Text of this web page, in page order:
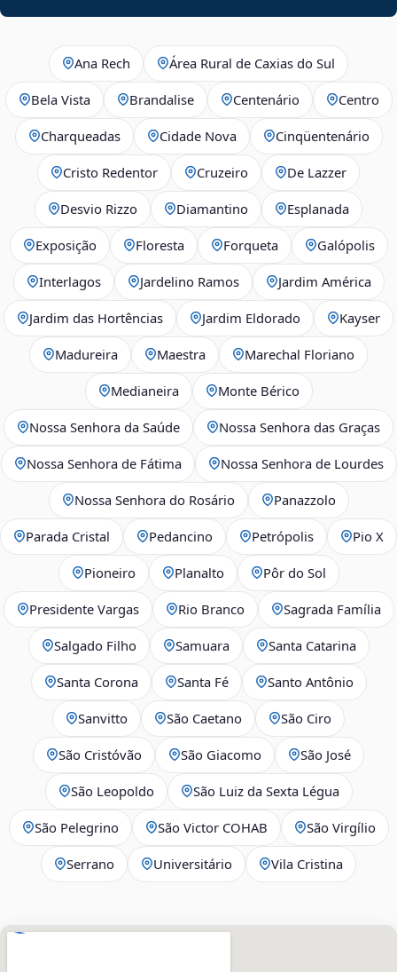
Ana Rech Área Rural de Caxias do Sul
Bela Vista Brandalise Centenário Centro
Charqueadas Cidade Nova Cinqüentenário
Cristo Redentor Cruzeiro De Lazzer
Desvio Rizzo Diamantino Esplanada
Exposição Floresta Forqueta Galópolis
Interlagos Jardelino Ramos Jardim América
Jardim das Hortências Jardim Eldorado Kayser
Madureira Maestra Marechal Floriano
Medianeira Monte Bérico
Nossa Senhora da Saúde Nossa Senhora das Graças
Nossa Senhora de Fátima Nossa Senhora de Lourdes
Nossa Senhora do Rosário Panazzolo
Parada Cristal Pedancino Petrópolis Pio X
Pioneiro Planalto Pôr do Sol
Presidente Vargas Rio Branco Sagrada Família
Salgado Filho Samuara Santa Catarina
Santa Corona Santa Fé Santo Antônio
Sanvitto São Caetano São Ciro
São Cristóvão São Giacomo São José
São Leopoldo São Luiz da Sexta Légua
São Pelegrino São Victor COHAB São Virgílio
Serrano Universitário Vila Cristina